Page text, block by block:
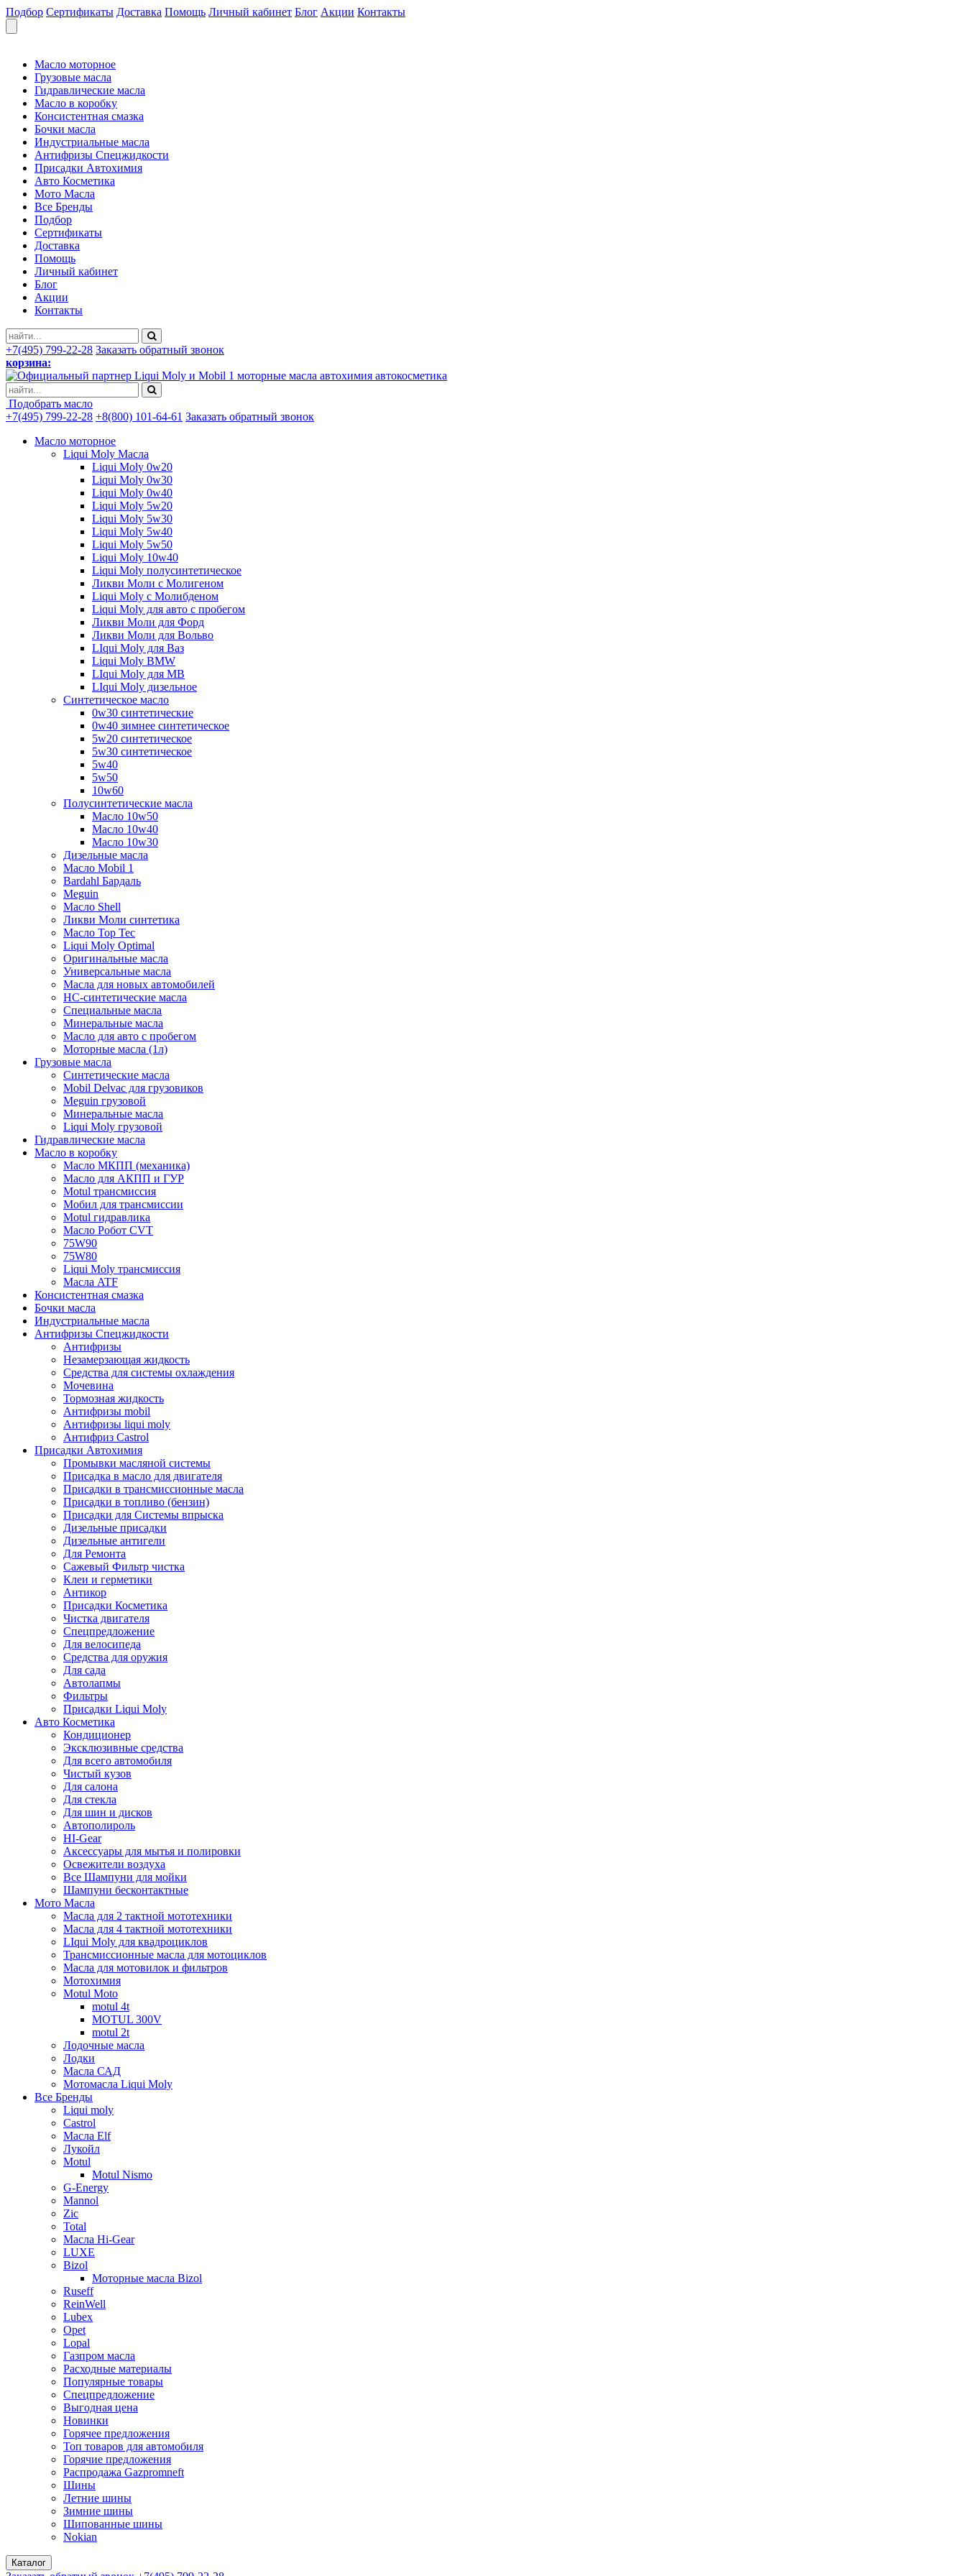
Подбор Сертификаты Доставка Помощь Личный кабинет Блог Акции Контакты
Масло моторное
Грузовые масла
Гидравлические масла
Масло в коробку
Консистентная смазка
Бочки масла
Индустриальные масла
Антифризы Спецжидкости
Присадки Автохимия
Авто Косметика
Мото Масла
Все Бренды
Подбор
Сертификаты
Доставка
Помощь
Личный кабинет
Блог
Акции
Контакты
+7(495) 799-22-28 Заказать обратный звонок
корзина:
моторные масла автохимия автокосметика
Подобрать масло
+7(495) 799-22-28 +8(800) 101-64-61 Заказать обратный звонок
Масло моторное
Liqui Moly Масла
Liqui Moly 0w20
Liqui Moly 0w30
Liqui Moly 0w40
Liqui Moly 5w20
Liqui Moly 5w30
Liqui Moly 5w40
Liqui Moly 5w50
Liqui Moly 10w40
Liqui Moly полусинтетическое
Ликви Моли с Молигеном
Liqui Moly с Молибденом
Liqui Moly для авто с пробегом
Ликви Моли для Форд
Ликви Моли для Вольво
LIqui Moly для Ваз
Liqui Moly BMW
LIqui Moly для MB
LIqui Moly дизельное
Синтетическое масло
0w30 синтетические
0w40 зимнее синтетическое
5w20 синтетическое
5w30 синтетическое
5w40
5w50
10w60
Полусинтетические масла
Масло 10w50
Масло 10w40
Масло 10w30
Дизельные масла
Масло Mobil 1
Bardahl Бардаль
Meguin
Масло Shell
Ликви Моли синтетика
Масло Top Tec
Liqui Moly Optimal
Оригинальные масла
Универсальные масла
Масла для новых автомобилей
HC-синтетические масла
Специальные масла
Минеральные масла
Масло для авто с пробегом
Моторные масла (1л)
Грузовые масла
Синтетические масла
Mobil Delvac для грузовиков
Meguin грузовой
Минеральные масла
Liqui Moly грузовой
Гидравлические масла
Масло в коробку
Масло МКПП (механика)
Масло для АКПП и ГУР
Motul трансмиссия
Мобил для трансмиссии
Motul гидравлика
Масло Робот CVT
75W90
75W80
Liqui Moly трансмиссия
Масла ATF
Консистентная смазка
Бочки масла
Индустриальные масла
Антифризы Спецжидкости
Антифризы
Незамерзающая жидкость
Средства для системы охлаждения
Мочевина
Тормозная жидкость
Антифризы mobil
Антифризы liqui moly
Антифриз Castrol
Присадки Автохимия
Промывки масляной системы
Присадка в масло для двигателя
Присадки в трансмиссионные масла
Присадки в топливо (бензин)
Присадки для Системы впрыска
Дизельные присадки
Дизельные антигели
Для Ремонта
Сажевый Фильтр чистка
Клеи и герметики
Антикор
Присадки Косметика
Чистка двигателя
Спецпредложение
Для велосипеда
Средства для оружия
Для сада
Автолапмы
Фильтры
Присадки Liqui Moly
Авто Косметика
Кондиционер
Эксклюзивные средства
Для всего автомобиля
Чистый кузов
Для салона
Для стекла
Для шин и дисков
Автополироль
HI-Gear
Аксессуары для мытья и полировки
Освежители воздуха
Все Шампуни для мойки
Шампуни бесконтактные
Мото Масла
Масла для 2 тактной мототехники
Масла для 4 тактной мототехники
LIqui Moly для квадроциклов
Трансмиссионные масла для мотоциклов
Масла для мотовилок и фильтров
Мотохимия
Motul Moto
motul 4t
MOTUL 300V
motul 2t
Лодочные масла
Лодки
Масла САД
Мотомасла Liqui Moly
Все Бренды
Liqui moly
Castrol
Масла Elf
Лукойл
Motul
Motul Nismo
G-Energy
Mannol
Zic
Total
Масла Hi-Gear
LUXE
Bizol
Моторные масла Bizol
Ruseff
ReinWell
Lubex
Opet
Lopal
Газпром масла
Расходные материалы
Популярные товары
Спецпредложение
Выгодная цена
Новинки
Горячее предложения
Топ товаров для автомобиля
Горячие предложения
Распродажа Gazpromneft
Шины
Летние шины
Зимние шины
Шипованные шины
Nokian
Каталог